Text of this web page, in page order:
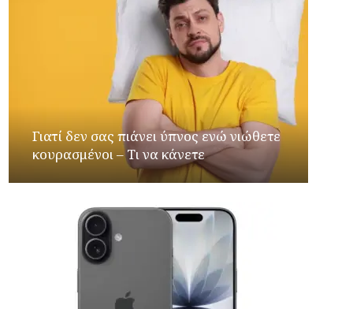
Γιατί δεν σας πιάνει ύπνος ενώ νιώθετε
κουρασμένοι – Τι να κάνετε